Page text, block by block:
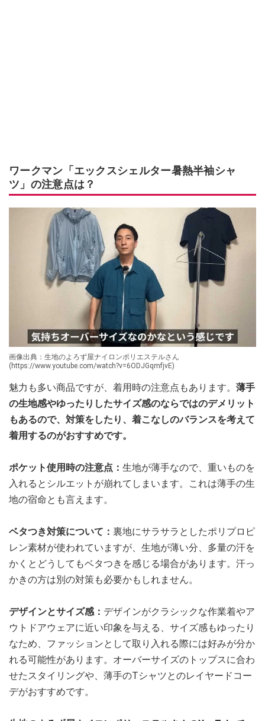
ワークマン「エックスシェルター暑熱半袖シャ
ツ」の注意点は？
画像出典：生地のよろず屋ナイロンポリエステルさん
(https://www.youtube.com/watch?v=6ODJGqmfjvE)
魅力も多い商品ですが、着用時の注意点もあります。 薄手
の生地感やゆったりしたサイズ感のならではのデメリット
もあるので、対策をしたり、着こなしのバランスを考えて
着用するのがおすすめです。
ポケット使用時の注意点： 生地が薄手なので、重いものを
入れるとシルエットが崩れてしまいます。これは薄手の生
地の宿命とも言えます。
ベタつき対策について： 裏地にサラサラとしたポリプロピ
レン素材が使われていますが、生地が薄い分、多量の汗を
かくとどうしてもベタつきを感じる場合があります。汗っ
かきの方は別の対策も必要かもしれません。
デザインとサイズ感： デザインがクラシックな作業着やア
ウトドアウェアに近い印象を与える、サイズ感もゆったり
なため、ファッションとして取り入れる際には好みが分か
れる可能性があります。オーバーサイズのトップスに合わ
せたスタイリングや、薄手のTシャツとのレイヤードコー
デがおすすめです。